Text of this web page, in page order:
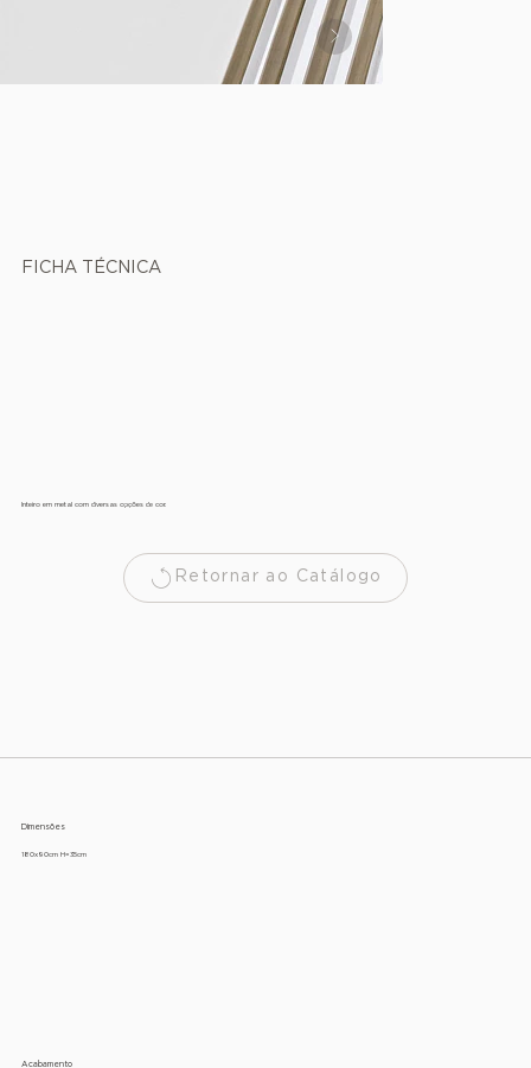
FICHA TÉCNICA
Inteiro em metal com diversas opções de cor.
Retornar ao Catálogo
Dimensões
180x90cm H=35cm
Acabamento